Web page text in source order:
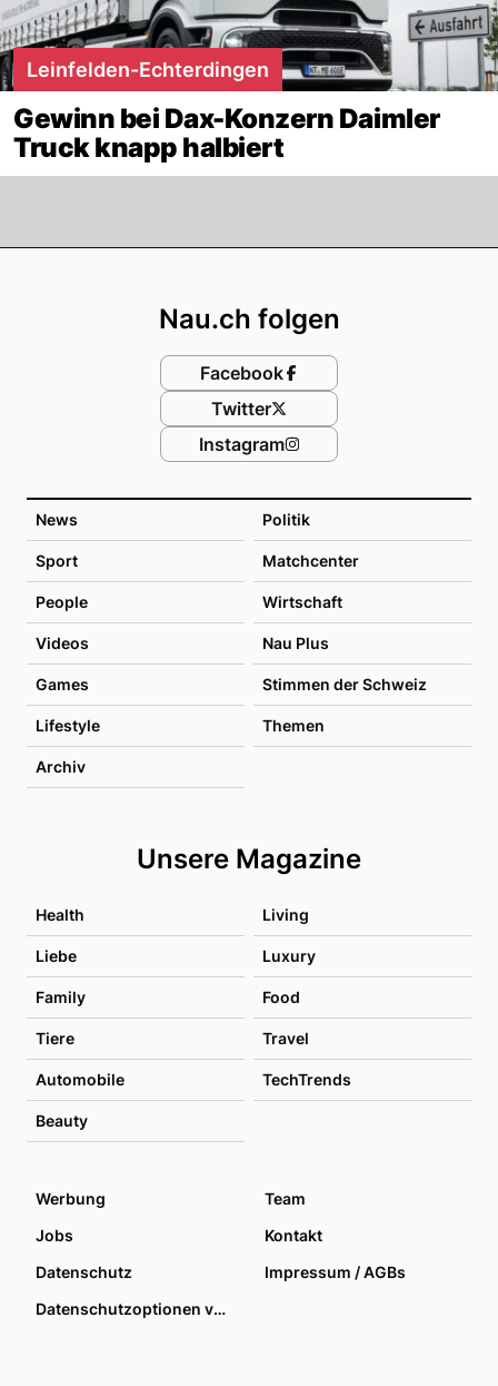
Leinfelden-Echterdingen
Gewinn bei Dax-Konzern Daimler
Truck knapp halbiert
News Politik
Sport Matchcenter
People Wirtschaft
Videos Nau Plus
Games Stimmen der Schweiz
Lifestyle Themen
Archiv
Unsere Magazine
Health Living
Liebe Luxury
Family Food
Tiere Travel
Automobile TechTrends
Beauty
Nau.ch folgen
Facebook
Twitter
Instagram
Werbung
Team
Jobs
Kontakt
Datenschutz
Impressum / AGBs
Datenschutzoptionen verwalten